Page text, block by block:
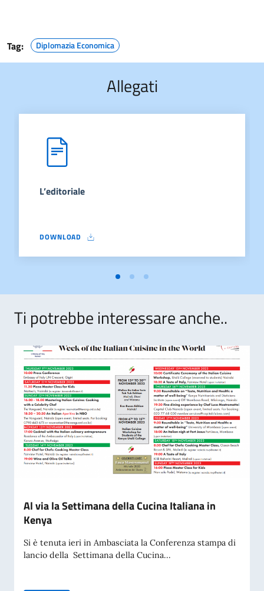
Tag: Diplomazia Economica
Allegati
L’editoriale
DOWNLOAD
L’EDITORIALE
Ti potrebbe interessare anche..
Al via la Settimana della Cucina Italiana in
Kenya
Si è tenuta ieri in Ambasciata la Conferenza stampa di
lancio della Settimana della Cucina...